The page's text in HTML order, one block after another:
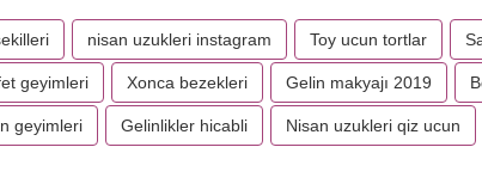
nisan uzukleri instagram Toy ucun tortlar
geyimleri Xonca bezekleri Gelin makyajı 2019
geyimleri Gelinlikler hicabli Nisan uzukleri qiz ucun